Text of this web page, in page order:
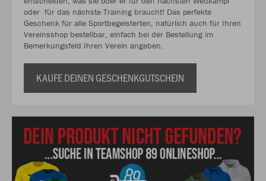
oder für das nächste Training braucht! Das perfekte
Geschenk für alle Sportbegeisterten, natürlich auch für Ihren
Vereinsshop bestellbar, einfach bei der Bestellung im
Bemerkungsfeld Ihren Verein angeben.
KAUFE DEINEN GESCHENKGUTSCHEIN